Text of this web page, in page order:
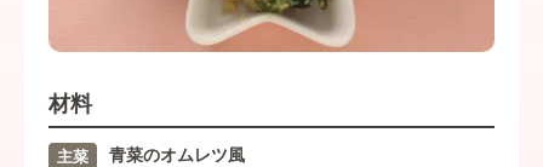
材料
主菜 青菜のオムレツ風